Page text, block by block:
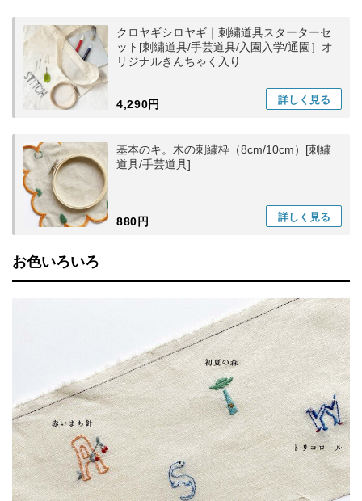
クロヤギシロヤギ｜刺繍道具スターターセ
ット[刺繍道具/手芸道具/入園入学/通園］オ
リジナルきんちゃく入り
4,290円 詳しく 見る
基本のキ。木の刺繍枠（8cm/10cm）[刺繍
道具/手芸道具]
880円 詳しく 見る
お色いろいろ